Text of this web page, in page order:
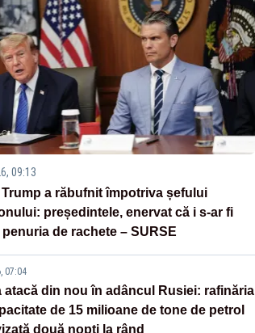
09:13
Trump a răbufnit împotriva șefului
președintele, enervat că i s-ar fi
de rachete – SURSE
07:04
atacă din nou în adâncul Rusiei: rafinăria
de 15 milioane de tone de petrol
două nopți la rând